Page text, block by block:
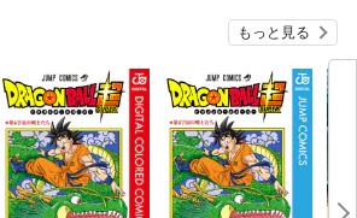
もっと見る